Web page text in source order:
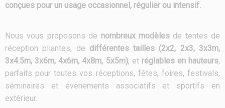
conçues pour un usage occasionnel, régulier ou intensif.
Nous vous proposons de nombreux modèlesde tentes de
réception pliantes, de différentes tailles (2x2, 2x3, 3x3m,
3x4.5m, 3x6m, 4x6m, 4x8m, 5x5m), et réglables en hauteurs,
parfaits pour toutes vos réceptions, fêtes, foires, festivals,
séminaires et évènements associatifs et sportifs en
extérieur.